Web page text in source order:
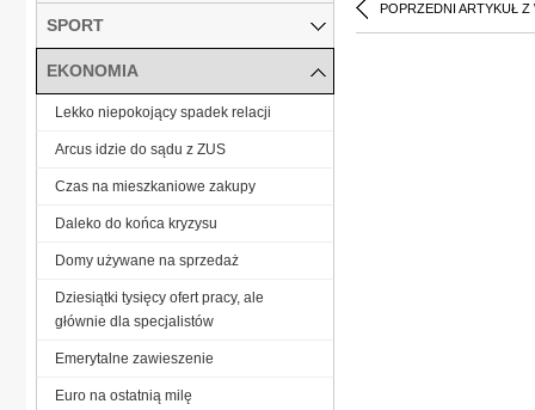
POPRZEDNI ARTYKUŁ Z
SPORT
EKONOMIA
Lekko niepokojący spadek relacji
Arcus idzie do sądu z ZUS
Czas na mieszkaniowe zakupy
Daleko do końca kryzysu
Domy używane na sprzedaż
Dziesiątki tysięcy ofert pracy, ale
głównie dla specjalistów
Emerytalne zawieszenie
Euro na ostatnią milę